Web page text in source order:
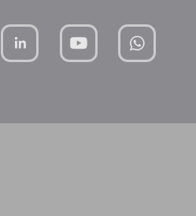
mutterhaus-xMBTtqOwC1KKBww